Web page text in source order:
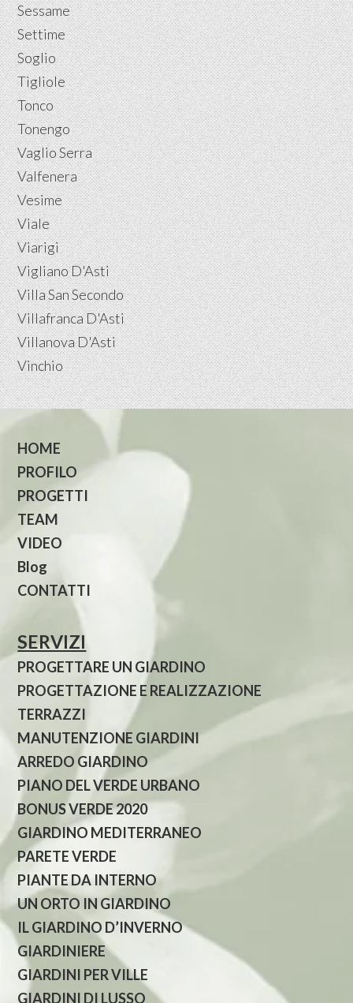
Sessame
Settime
Soglio
Tigliole
Tonco
Tonengo
Vaglio Serra
Valfenera
Vesime
Viale
Viarigi
Vigliano D'Asti
Villa San Secondo
Villafranca D'Asti
Villanova D'Asti
Vinchio
HOME
PROFILO
PROGETTI
TEAM
VIDEO
Blog
CONTATTI
SERVIZI
PROGETTARE UN GIARDINO
PROGETTAZIONE E REALIZZAZIONE
TERRAZZI
MANUTENZIONE GIARDINI
ARREDO GIARDINO
PIANO DEL VERDE URBANO
BONUS VERDE 2020
GIARDINO MEDITERRANEO
PARETE VERDE
PIANTE DA INTERNO
UN ORTO IN GIARDINO
IL GIARDINO D’INVERNO
GIARDINIERE
GIARDINI PER VILLE
GIARDINI DI LUSSO